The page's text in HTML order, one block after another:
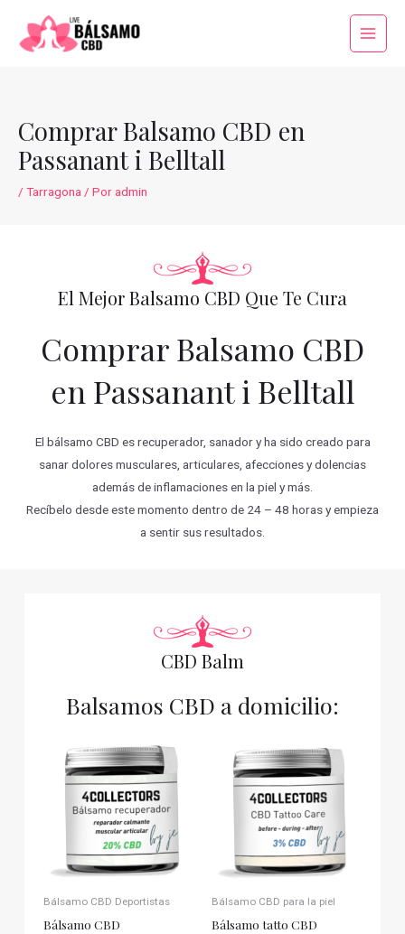
contenido
Main
Comprar Balsamo CBD en
Passanant i Belltall
/ Tarragona / Poradmin
El Mejor Balsamo CBD Que Te Cura
Comprar Balsamo CBD
en Passanant i Belltall
El bálsamo CBD es recuperador, sanador y ha sido creado para
sanar dolores musculares, articulares, afecciones y dolencias
además de inflamaciones en la piel y más.
Recíbelo desde este momento dentro de 24 – 48 horas y empieza
a sentir sus resultados.
CBD Balm
Balsamos CBD a domicilio:
Bálsamo CBD Deportistas
Bálsamo CBD
Bálsamo CBD para la piel
Bálsamo tatto CBD